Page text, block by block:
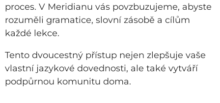
proces. V Meridianu vás povzbuzujeme, abyste
rozuměli gramatice, slovní zásobě a cílům
každé lekce.
Tento dvoucestný přístup nejen zlepšuje vaše
vlastní jazykové dovednosti, ale také vytváří
podpůrnou komunitu doma.